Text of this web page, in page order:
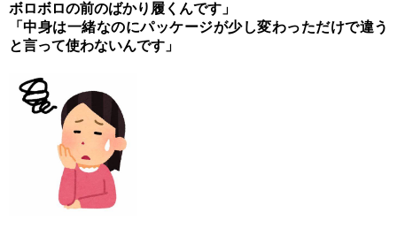
ボロボロの前のばかり履くんです」
「中身は一緒なのにパッケージが少し変わっただけで違う
と言って使わないんです」